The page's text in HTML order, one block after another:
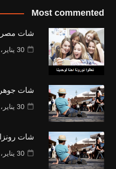
Most commented
شات
30 يناير، 2015
شات
30 يناير، 2015
شات
30 يناير، 2015